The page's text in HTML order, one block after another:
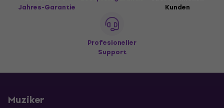
Jahres-Garantie
Kunden
Profesioneller
Support
Muziker